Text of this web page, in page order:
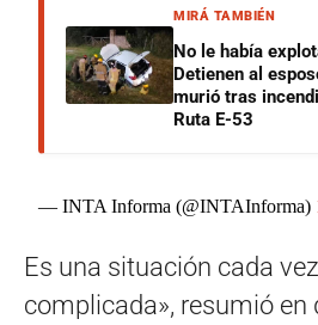
MIRÁ TAMBIÉN
No le había
Detienen al
murió tras
Ruta E-53
— INTA Informa (@INTAInforma)
Es una situación cada
complicada», resumió en